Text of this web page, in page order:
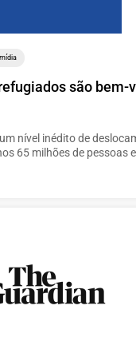
são bem-
nível inédito de
65 milhões de pessoas